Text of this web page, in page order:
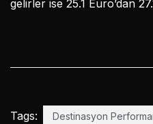
gelirler ise 25.1 Euro’dan
Tags: Destinasyon